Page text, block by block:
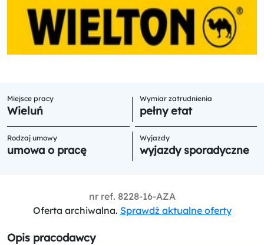
Miejsce pracy
Wieluń
Wymiar zatrudnienia
pełny etat
Rodzaj umowy
umowa o pracę
Wyjazdy
wyjazdy sporadyczne
nr ref. 8228-16-AZA
Oferta archiwalna. Sprawdź aktualne oferty
Opis pracodawcy